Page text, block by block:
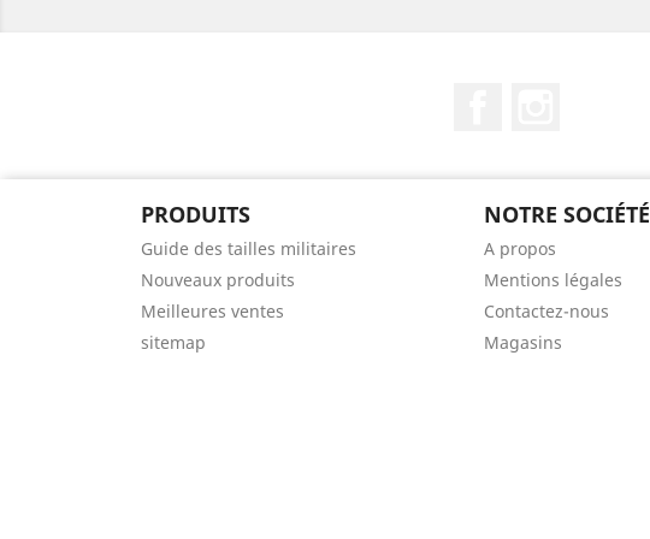
PRODUITS
Guide des tailles militaires
Nouveaux produits
Meilleures ventes
sitemap
NOTRE SOCIÉTÉ
A propos
Mentions légales
Contactez-nous
Magasins